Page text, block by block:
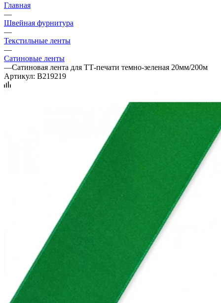
Главная
—
Швейная фурнитура
—
Текстильные ленты
—
Сатиновые ленты
—Сатиновая лента для ТТ-печати темно-зеленая 20мм/200м
Артикул: B219219